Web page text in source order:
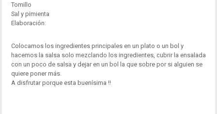
Tomillo
Sal y pimienta
Elaboración:
Colocamos los ingredientes principales en un plato o un bol y
hacemos la salsa solo mezclando los ingredientes, cubrir la ensalada
con un poco de salsa y dejar en un bol la que sobre por si alguien se
quiere poner más.
A disfrutar porque esta buenísima !!